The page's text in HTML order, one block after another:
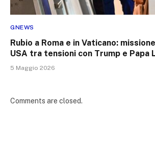
GNEWS
Rubio a Roma e in Vaticano:
USA tra tensioni con Trump e Papa
5 Maggio 2026
Comments are closed.